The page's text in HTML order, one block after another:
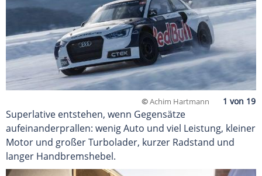
©Achim Hartmann
Superlative entstehen, wenn Gegensätze
aufeinanderprallen: wenig Auto und viel Leistung, kleiner
Motor und großer Turbolader, kurzer Radstand und
langer Handbremshebel.